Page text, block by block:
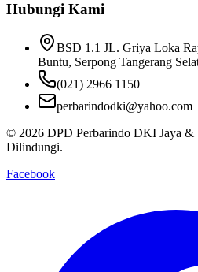
Hubungi Kami
BSD 1.1 JL. Griya Loka
Buntu, Serpong Tangerang
(021) 2966 1150
perbarindodki@yahoo.com
© 2026 DPD Perbarindo DKI Jaya &
Dilindungi.
Facebook